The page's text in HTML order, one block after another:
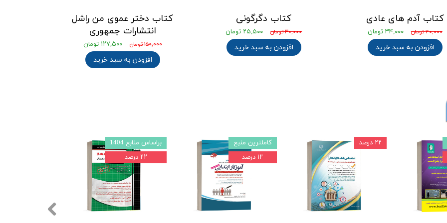
کتاب آدم های عادی
۴۰,۰۰۰ تومان ۳۴,۰۰۰ تومان
افزودن به سبد خرید
کتاب دگرگونی
۳۰,۰۰۰ تومان ۲۵,۵۰۰ تومان
افزودن به سبد خرید
کتاب دختر عموی من راشل
انتشارات جمهوری
۱۵۰,۰۰۰ تومان ۱۲۷,۵۰۰ تومان
افزودن به سبد خرید
براساس منابع 1404
۲۲ درصد
کاملترین منبع
۱۲ درصد
۲۲ درصد